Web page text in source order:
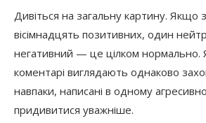
Дивіться на загальну картину. Якщо
вісімнадцять позитивних, один
негативний — це цілком нормально.
коментарі виглядають однаково
навпаки, написані в одному
придивитися уважніше.